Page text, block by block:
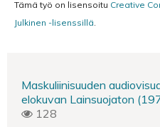
Tämä työ on lisensoitu Creative
Julkinen -lisenssillä.
Maskuliinisuuden
elokuvan Lainsuojaton
128